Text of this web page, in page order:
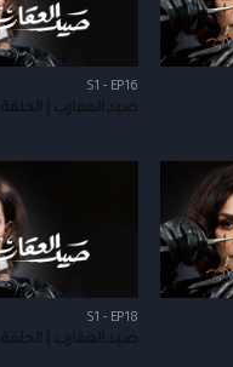
S1 - EP16
صيد العقارب | الحلقة 16
S1 - EP18
صيد العقارب | الحلقة 18